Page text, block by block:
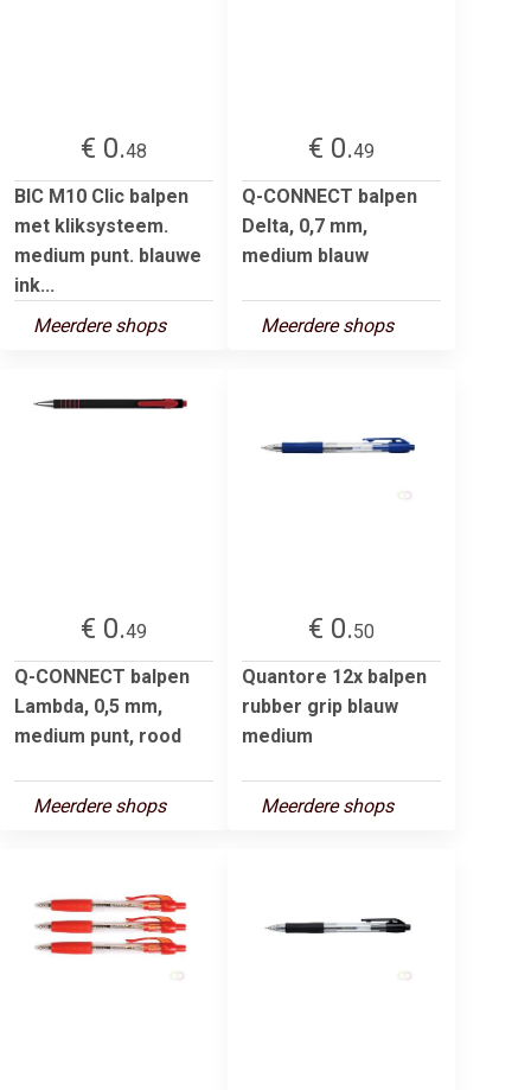
€ 0.48
BIC M10 Clic balpen
met kliksysteem.
medium punt. blauwe
ink...
Meerdere shops
€ 0.49
Q-CONNECT balpen
Delta, 0,7 mm,
medium blauw
Meerdere shops
€ 0.49
Q-CONNECT balpen
Lambda, 0,5 mm,
medium punt, rood
Meerdere shops
€ 0.50
Quantore 12x balpen
rubber grip blauw
medium
Meerdere shops